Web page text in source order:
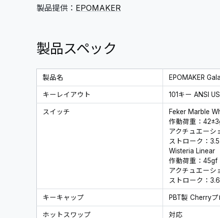
製品提供： EPOMAKER
製品スペック
製品名 EPOMAKER
キーレイアウト 101キー ANSI
スイッチ
Feker Marble
作動荷重：
アクチュエーシ
ストローク：
Wisteria Linear
作動荷重：45gf
アクチュエーシ
ストローク：
キーキャップ PBT製 Cherry
ホットスワップ 対応